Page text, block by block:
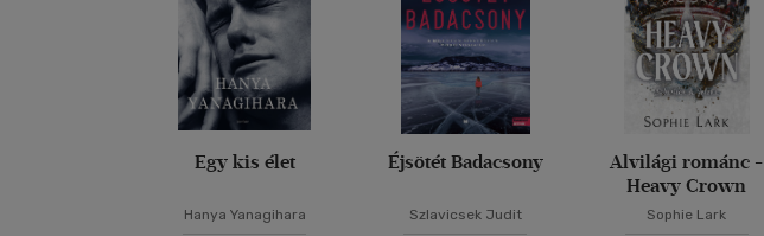
Egy kis élet
Hanya Yanagihara
Éjsötét Badacsony
Szlavicsek Judit
Alvilági románc -
Heavy Crown
Sophie Lark